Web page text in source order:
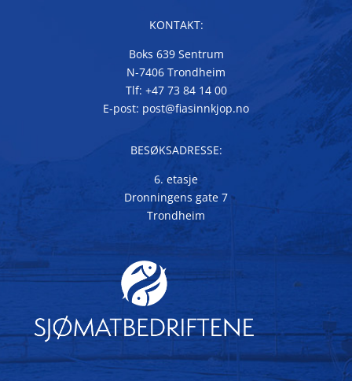
KONTAKT:
Boks 639 Sentrum
N-7406 Trondheim
Tlf: +47 73 84 14 00
E-post: post@fiasinnkjop.no
BESØKSADRESSE:
6. etasje
Dronningens gate 7
Trondheim